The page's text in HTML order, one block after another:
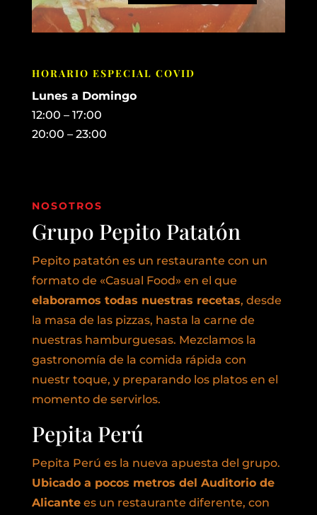
HORARIO ESPECIAL COVID
Lunes a Domingo
12:00 – 17:00
20:00 – 23:00
NOSOTROS
Grupo Pepito Patatón
Pepito patatón es un restaurante con un
formato de «Casual Food» en el que
elaboramos todas nuestras recetas, desde
la masa de las pizzas, hasta la carne de
nuestras hamburguesas. Mezclamos la
gastronomía de la comida rápida con
nuestr toque, y preparando los platos en el
momento de servirlos.
Pepita Perú
Pepita Perú es la nueva apuesta del grupo.
Ubicado a pocos metros del Auditorio de
Alicantees un restaurante diferente, con